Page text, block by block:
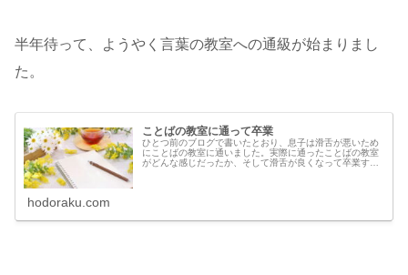
半年待って、ようやく言葉の教室への通級が始まりまし
た。
ことばの教室に通って卒業
ひとつ前のブログで書いたとおり、息子は滑舌が悪いため
にことばの教室に通いました。実際に通ったことばの教室
がどんな感じだったか、そして滑舌が良くなって卒業する
hodoraku.com